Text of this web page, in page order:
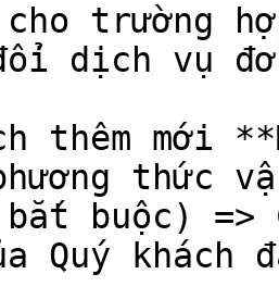
trường
dịch vụ
thêm mới
thức
buộc) =>
Quý khách